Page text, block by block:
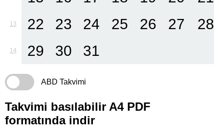
13 22 23 24 25 26 27 28
14 29 30 31
ABD Takvimi
Takvimi basılabilir A4 PDF
formatında indir